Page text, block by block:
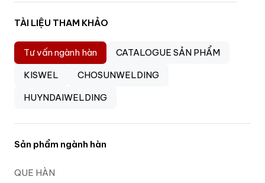
TÀI LIỆU THAM KHẢO
Tư vấn ngành hàn
CATALOGUE SẢN PHẨM
KISWEL
CHOSUNWELDING
HUYNDAIWELDING
Sản phẩm ngành hàn
QUE HÀN